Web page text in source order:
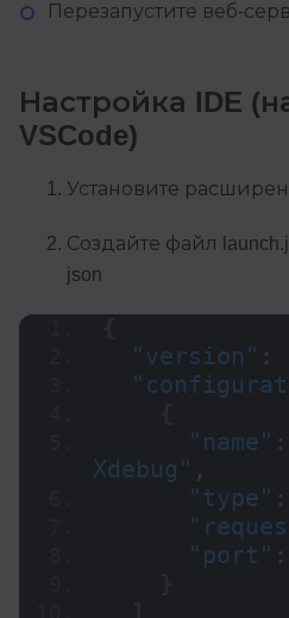
Перезапустите веб-
Настройка IDE
VSCode)
Установите
Создайте файл
json
"version" :
"name" :
Xdebug" ,
"type" :
"port" :